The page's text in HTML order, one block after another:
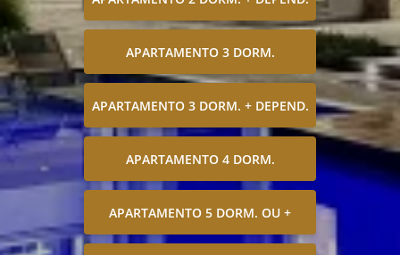
APARTAMENTO 3 DORM.
APARTAMENTO 3 DORM. + DEPEND.
APARTAMENTO 4 DORM.
APARTAMENTO 5 DORM. OU +